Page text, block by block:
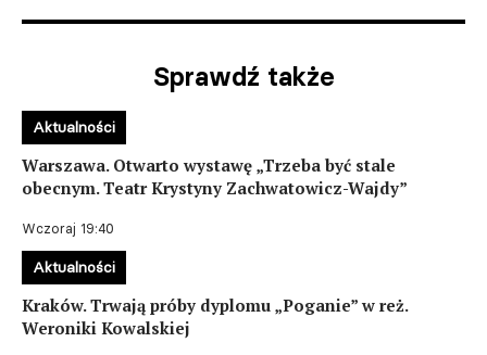
Sprawdź także
Warszawa. Otwarto wystawę „Trzeba być stale
obecnym. Teatr Krystyny Zachwatowicz-Wajdy”
Wczoraj 19:40
Aktualności
Kraków. Trwają próby dyplomu „Poganie” w reż.
Weroniki Kowalskiej
Aktualności